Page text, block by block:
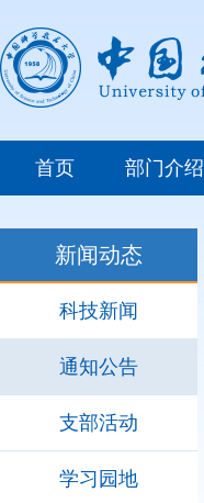
首页 部门介绍
新闻动态
科技新闻
通知公告
支部活动
学习园地